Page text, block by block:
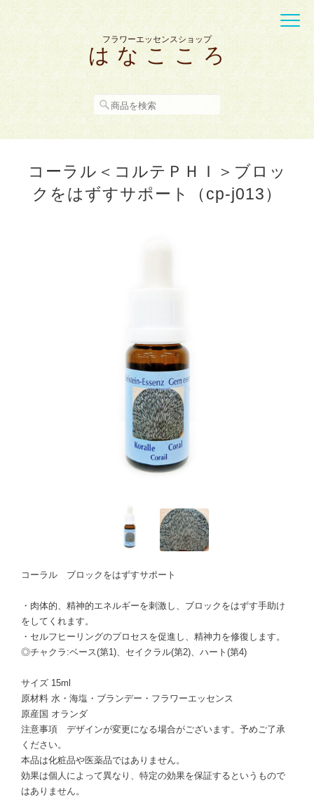
フラワーエッセンスショップ
は な こ こ ろ
コーラル＜コルテＰＨＩ＞ブロッ
クをはずすサポート（cp-j013）
コーラル ブロックをはずすサポート
・肉体的、精神的エネルギーを刺激し、ブロックをはずす手助け
をしてくれます。
・セルフヒーリングのプロセスを促進し、精神力を修復します。
◎チャクラ:ベース(第1)、セイクラル(第2)、ハート(第4)
サイズ 15ml
原材料 水・海塩・ブランデー・フラワーエッセンス
原産国 オランダ
注意事項 デザインが変更になる場合がございます。予めご了承
ください。
本品は化粧品や医薬品ではありません。
効果は個人によって異なり、特定の効果を保証するというもので
はありません。